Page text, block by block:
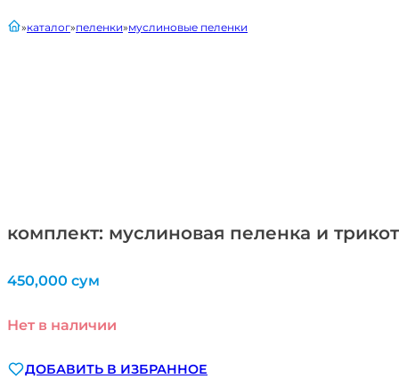
комплект: муслиновая пеленка и
главнаякаталог пеленки муслиновые пеленки
450,000 сум
Нет в наличии
ДОБАВИТЬ В ИЗБРАННОЕ